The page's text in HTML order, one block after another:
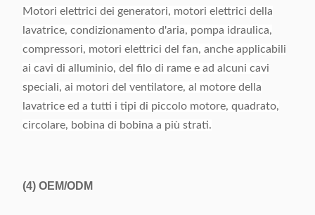
Motori elettrici dei generatori, motori elettrici della
lavatrice, condizionamento d'aria, pompa idraulica,
compressori, motori elettrici del fan, anche applicabili
ai cavi di alluminio, del filo di rame e ad alcuni cavi
speciali, ai motori del ventilatore, al motore della
lavatrice ed a tutti i tipi di piccolo motore, quadrato,
circolare, bobina di bobina a più strati.
(4) OEM/ODM